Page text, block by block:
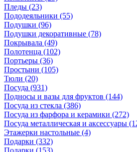
Пледы (23)
Пододеяльники (55)
Подушки (96)
Подушки декоративные (78)
Покрывала (49)
Полотенца (102)
Портьеры (36)
Простыни (105)
Тюли (20)
Посуда (931)
Подносы и вазы для фруктов (144)
Посуда из стекла (386)
Посуда из фарфора и керамики (272)
Посуда металлическая и аксессуары
Этажерки настольные (4)
Подарки (332)
Подарки (153)